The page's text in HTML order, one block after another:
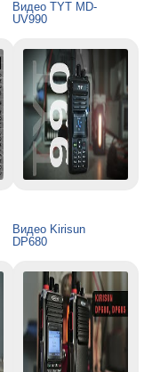
Видео TYT MD-
UV990
Видео Kirisun
DP680